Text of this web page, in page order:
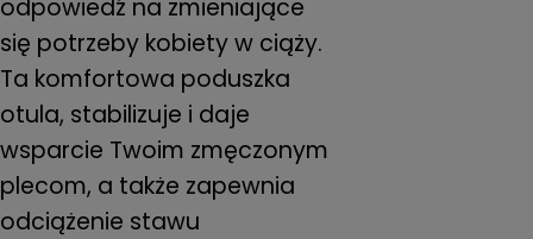
odpowiedź na zmieniające
się potrzeby kobiety w ciąży.
Ta komfortowa poduszka
otula, stabilizuje i daje
wsparcie Twoim zmęczonym
plecom, a także zapewnia
odciążenie stawu